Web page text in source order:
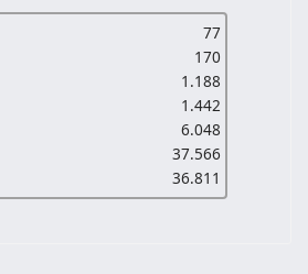
77
170
1.188
1.442
6.048
37.566
36.811